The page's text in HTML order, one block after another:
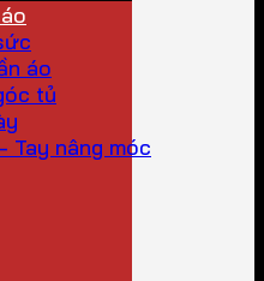
áo
tủ
Tay nâng móc